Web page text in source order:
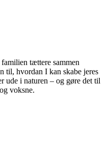
tættere sammen
til, hvordan I kan skabe jeres
ude i naturen – og gøre det til
voksne.